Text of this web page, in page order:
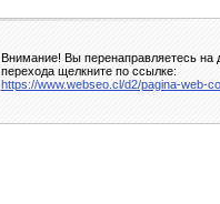
Внимание! Вы перенаправляетесь на
перехода щелкните по ссылке:
https://www.webseo.cl/d2/pagina-web-